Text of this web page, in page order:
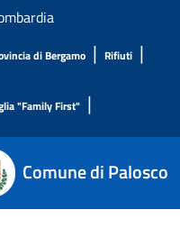
principale
di Bergamo | Rifiuti |
"Family First" |
Comune di Palosco